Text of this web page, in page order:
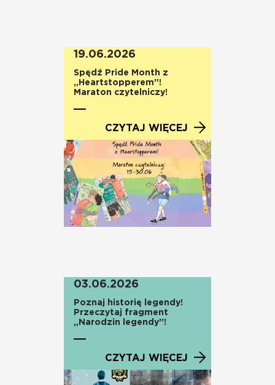
CZYTAJ WIĘCEJ
19.06.2026
Spędź Pride Month z
„Heartstopperem”!
Maraton czytelniczy!
CZYTAJ WIĘCEJ
03.06.2026
Poznaj historię legendy!
Przeczytaj fragment
„Narodzin legendy”!